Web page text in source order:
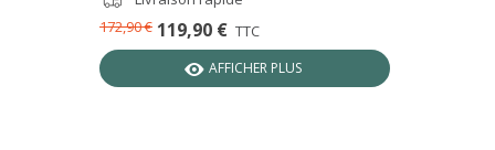
119,90 € TTC
172,90 €
AFFICHER PLUS